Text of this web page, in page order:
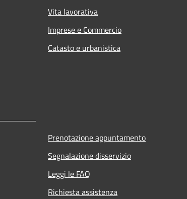
Vita lavorativa
Imprese e Commercio
Catasto e urbanistica
Prenotazione appuntamento
Segnalazione disservizio
Leggi le FAQ
Richiesta assistenza